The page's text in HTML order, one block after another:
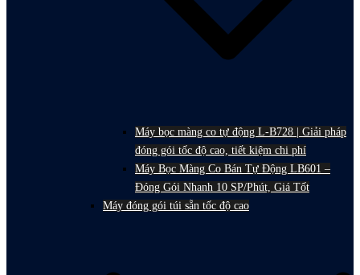
Máy bọc màng co tự động L-B728 | Giải pháp
đóng gói tốc độ cao, tiết kiệm chi phí
Máy Bọc Màng Co Bán Tự Động LB601 –
Đóng Gói Nhanh 10 SP/Phút, Giá Tốt
Máy đóng gói túi sẵn tốc độ cao